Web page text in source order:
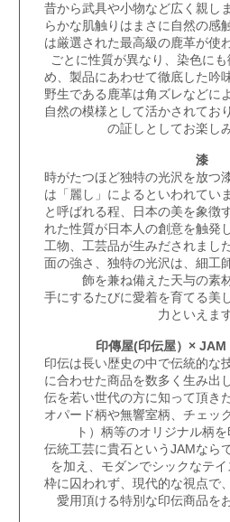
昔から武具や小物など広く親し
らかな肌触りはまさに自然の感
は厳選された最高級の鹿革が使
ごとに性質が異なり、染色に
め、製品にあわせて徹底した吟
野生である鹿革は角ズレなどに
自然の模様として活かされてお
の証しとしてお楽し
漆
時がたつほど独特の光沢を放つ
は「麗し」によるといわれてい
と呼ばれる程、日本の美を象徴
れた性質が日本人の創意を触発
工物、工芸品が生みだされまし
面の強さ、独特の光沢は、細工
飾を兼ね備えた天与の素
手にするたびに愛着を育てる美
力といえます
印傳屋(印伝屋）×
印伝は長い歴史の中で伝統的な
に合わせた商品を数多く生み出
伝を若い世代の方に知って頂き
オパード柄や無響室柄、チェッ
ト）柄等のオリジナル柄を
伝統工芸に貴石というJAMなら
を加え、モダンでシックなテイ
枠に囚われず、現代的な視点で
愛用頂ける特別な印伝商品を